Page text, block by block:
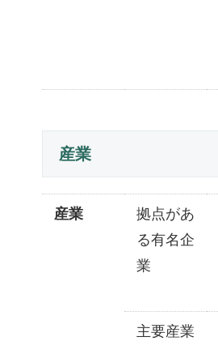
産業
産業
拠点があ
る有名企
業
主要産業